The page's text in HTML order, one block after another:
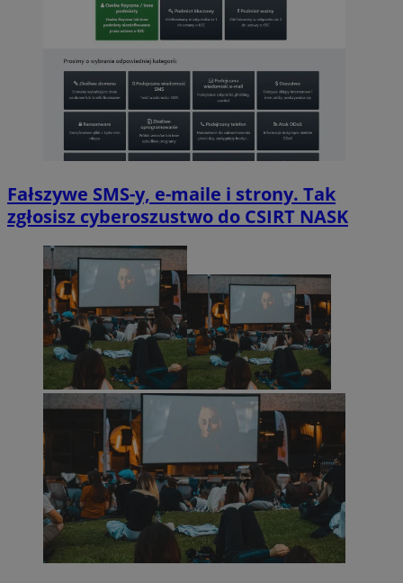
Fałszywe SMS-y, e-maile i strony. Tak
zgłosisz cyberoszustwo do CSIRT NASK